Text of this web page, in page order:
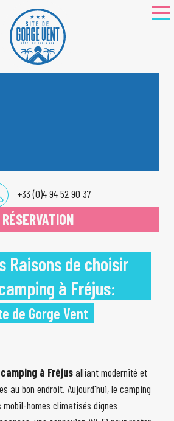
+33 (0)4 94 52 90 37
RÉSERVATION
Raisons de choisir
à Fréjus:
de Gorge Vent
à Fréjusalliant modernité et
au bon endroit. Aujourd'hui, le camping
mobil-homes climatisés dignes